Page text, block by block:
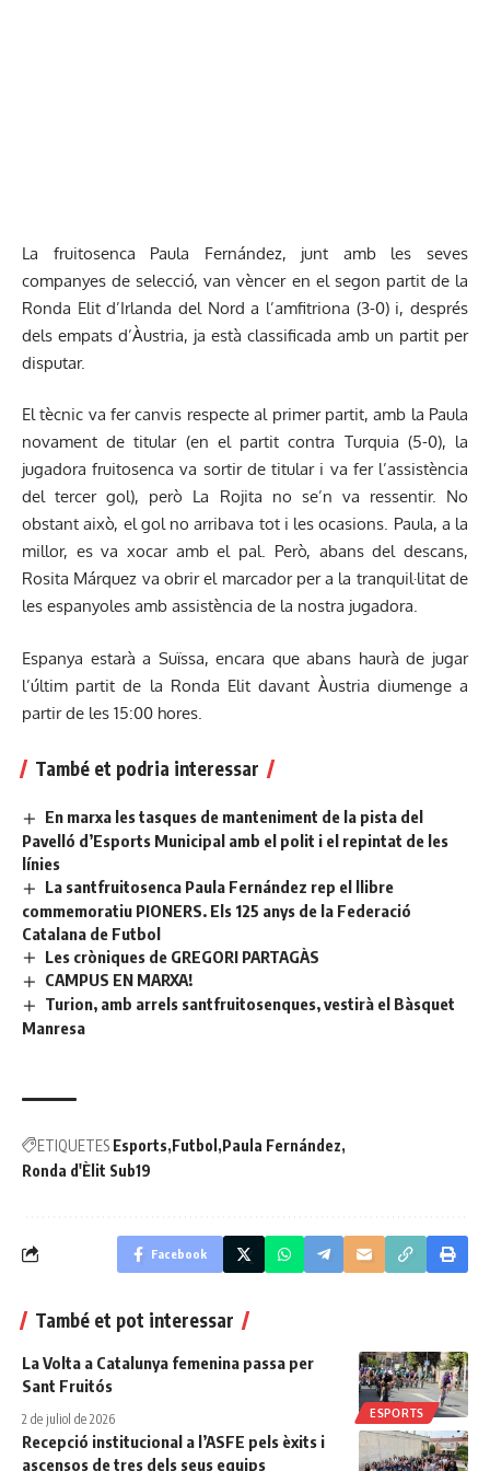
La fruitosenca Paula Fernández, junt amb les seves
companyes de selecció, van vèncer en el segon partit de la
Ronda Elit d’Irlanda del Nord a l’amfitriona (3-0) i, després
dels empats d’Àustria, ja està classificada amb un partit per
disputar.
El tècnic va fer canvis respecte al primer partit, amb la Paula
novament de titular (en el partit contra Turquia (5-0), la
jugadora fruitosenca va sortir de titular i va fer l’assistència
del tercer gol), però La Rojita no se’n va ressentir. No
obstant això, el gol no arribava tot i les ocasions. Paula, a la
millor, es va xocar amb el pal. Però, abans del descans,
Rosita Márquez va obrir el marcador per a la tranquil·litat de
les espanyoles amb assistència de la nostra jugadora.
Espanya estarà a Suïssa, encara que abans haurà de jugar
l’últim partit de la Ronda Elit davant Àustria diumenge a
partir de les 15:00 hores.
També et podria interessar
En marxa les tasques de manteniment de la pista del
Pavelló d’Esports Municipal amb el polit i el repintat de les
línies
La santfruitosenca Paula Fernández rep el llibre
commemoratiu PIONERS. Els 125 anys de la Federació
Catalana de Futbol
Les cròniques de GREGORI PARTAGÀS
CAMPUS EN MARXA!
Turion, amb arrels santfruitosenques, vestirà el Bàsquet
Manresa
ETIQUETES Esports Futbol Paula Fernández
Ronda d'Èlit Sub19
Facebook
També et pot interessar
ESPORTS
La Volta a Catalunya femenina passa per
Sant Fruitós
2 de juliol de 2026
Recepció institucional a l’ASFE pels èxits i
ascensos de tres dels seus equips